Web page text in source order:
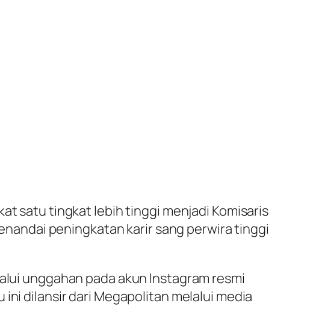
satu tingkat lebih tinggi menjadi Komisaris
peningkatan karir sang perwira tinggi
unggahan pada akun Instagram resmi
dilansir dari Megapolitan melalui media